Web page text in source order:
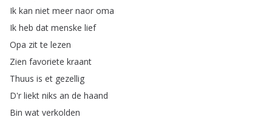
Ik kan niet meer naor oma
Ik heb dat menske lief
Opa zit te lezen
Zien favoriete kraant
Thuus is et gezellig
D'r liekt niks an de haand
Bin wat verkolden